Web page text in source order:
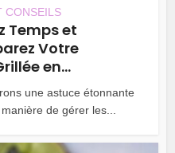
CONSEILS
Temps et
Votre
en...
une astuce étonnante
de gérer les...